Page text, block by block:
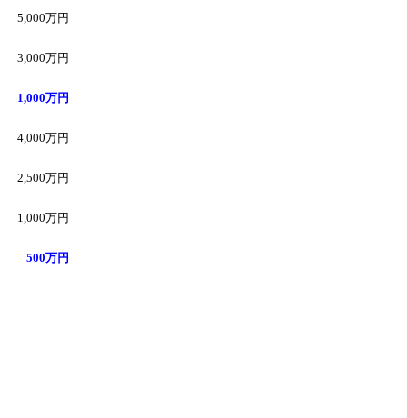
5,000万円
3,000万円
1,000万円
4,000万円
2,500万円
1,000万円
500万円